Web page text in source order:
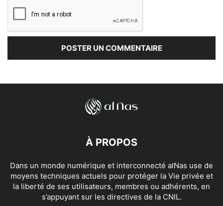
À PROPOS
Dans un monde numérique et interconnecté alNas use de
moyens techniques actuels pour protéger la Vie privée et
la liberté de ses utilisateurs, membres ou adhérents, en
s’appuyant sur les directives de la CNIL.